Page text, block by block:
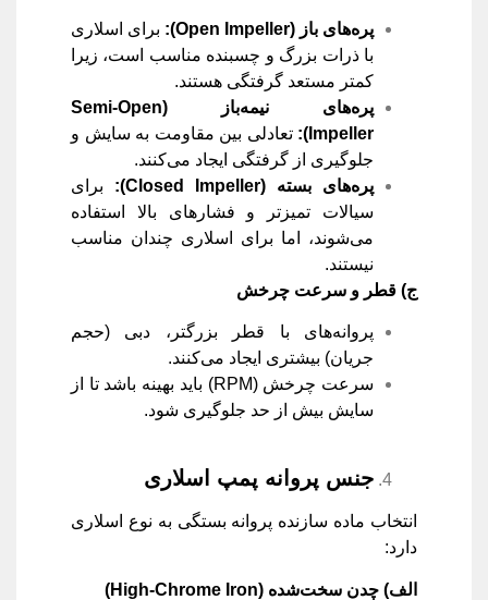
پره‌های باز (Open Impeller):
برای اسلاری
با ذرات بزرگ و چسبنده مناسب است، زیرا
کمتر مستعد گرفتگی هستند.
پره‌های نیمه‌باز
(Semi-Open
Impeller):
تعادلی بین مقاومت به سایش و
جلوگیری از گرفتگی ایجاد می‌کنند.
پره‌های بسته (Closed Impeller):
برای
سیالات تمیزتر و فشارهای بالا استفاده
می‌شوند، اما برای اسلاری چندان مناسب
نیستند.
ج) قطر و سرعت چرخش
پروانه‌های با قطر بزرگتر، دبی (حجم
جریان) بیشتری ایجاد می‌کنند.
سرعت چرخش (RPM) باید بهینه باشد تا از
سایش بیش از حد جلوگیری شود.
جنس پروانه پمپ اسلاری
انتخاب ماده سازنده پروانه بستگی به نوع اسلاری
دارد:
الف) چدن سخت‌شده (High-Chrome Iron)